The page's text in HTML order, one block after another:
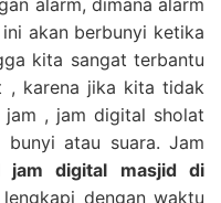
akan berbunyi ketika
kita sangat terbantu
, karena jika kita tidak
, jam digital sholat
bunyi atau suara. Jam
jam digital masjid di
dengan waktu